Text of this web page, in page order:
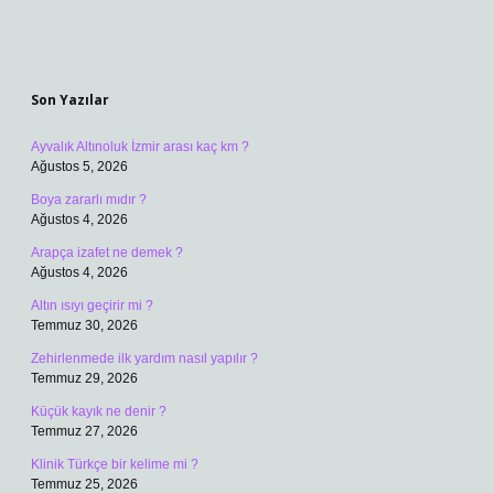
Son Yazılar
Ayvalık Altınoluk İzmir arası kaç km ?
Ağustos 5, 2026
Boya zararlı mıdır ?
Ağustos 4, 2026
Arapça izafet ne demek ?
Ağustos 4, 2026
Altın ısıyı geçirir mi ?
Temmuz 30, 2026
Zehirlenmede ilk yardım nasıl yapılır ?
Temmuz 29, 2026
Küçük kayık ne denir ?
Temmuz 27, 2026
Klinik Türkçe bir kelime mi ?
Temmuz 25, 2026